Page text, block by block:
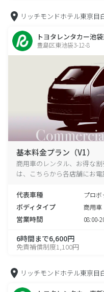
リッチモンドホテル東京目
トヨタレンタカー池
豊島区東池袋3-12-8
基本料金プラン（V1）
商用車のレンタル、お得な
は、こちらから各店舗にお電
代表車種 プロボ
ボディタイプ 商用車
営業時間 08:00-
6時間まで6,600円
免責補償制度1,100円
リッチモンドホテル東京目